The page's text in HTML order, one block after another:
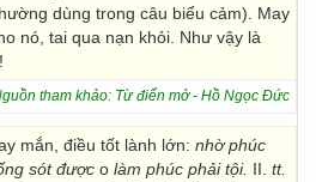
dùng trong câu biểu cảm). May
nó, tai qua nạn khỏi. Như vậy là
tham khảo: Từ điển mở - Hồ Ngọc Đức
mắn, điều tốt lành lớn: nhờ phúc
sót được o làm phúc phải tội. II. tt.